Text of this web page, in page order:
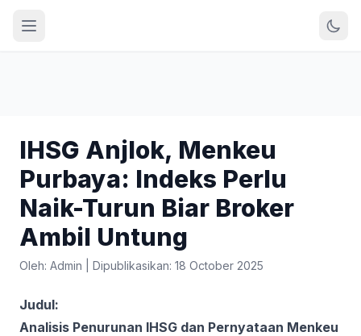
IHSG Anjlok, Menkeu
Purbaya: Indeks Perlu
Naik-Turun Biar Broker
Ambil Untung
Oleh: Admin Dipublikasikan: 18 October 2025
Judul:
Analisis Penurunan IHSG dan Pernyataan Menkeu